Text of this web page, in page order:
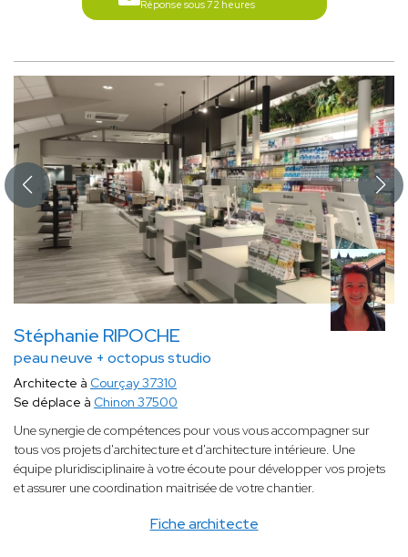
Réponse sous 72 heures
Stéphanie RIPOCHE
peau neuve + octopus studio
Fiche architecte
Architecte à Courçay 37310
Se déplace à Chinon 37500
Une synergie de compétences pour vous vous accompagner sur
tous vos projets d'architecture et d'architecture intérieure. Une
équipe pluridisciplinaire à votre écoute pour développer vos projets
et assurer une coordination maitrisée de votre chantier.